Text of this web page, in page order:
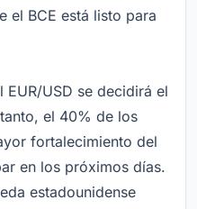
el BCE está listo para
USD se decidirá el
el 40% de los
fortalecimiento del
en los próximos días.
estadounidense